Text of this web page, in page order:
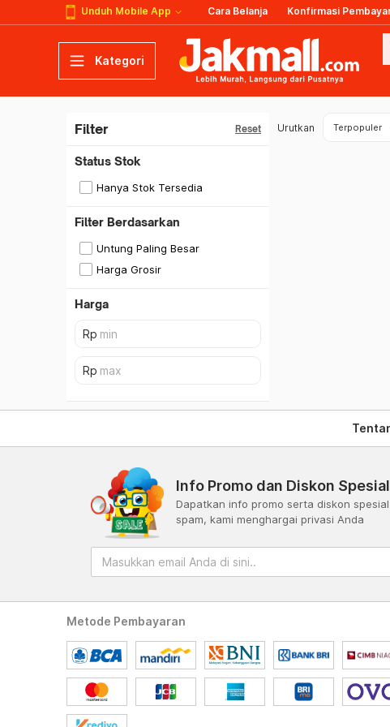
Unduh Mobile App Cara Belanja Konfirmasi
Kategori
Filter Reset
Status Stok
Hanya Stok Tersedia
Filter Berdasarkan
Untung Paling Besar
Harga Grosir
Harga
Urutkan Terpopuler
Info Promo dan Diskon Spesial
Dapatkan info promo serta diskon
spam, kami menghargai privasi Anda
Metode Pembayaran